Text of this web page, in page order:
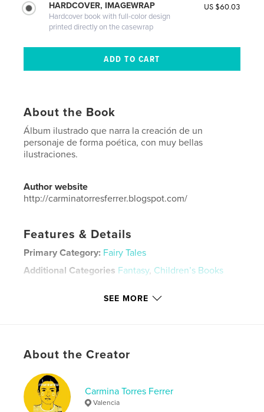
HARDCOVER, IMAGEWRAP
Hardcover book with full-color design
printed directly on the casewrap
US $60.03
About the Book
Álbum ilustrado que narra la creación de un
personaje de forma poética, con muy bellas
ilustraciones.
Author website
http://carminatorresferrer.blogspot.com/
Features & Details
Primary Category: Fairy Tales
Additional Categories Fantasy, Children’s Books
Language
Spanish
duende
niños , cuento
SEE MORE
About the Creator
Carmina Torres Ferrer
Valencia